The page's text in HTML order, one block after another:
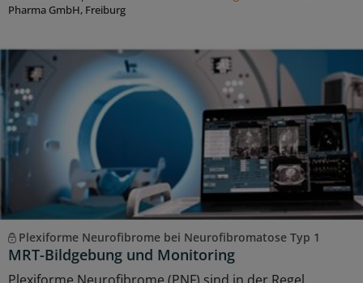
Pharma GmbH, Freiburg
Plexiforme Neurofibrome bei Neurofibromatose Typ 1
MRT-Bildgebung und Monitoring